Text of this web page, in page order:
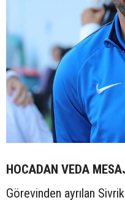
HOCADAN VEDA
Görevinden ayrılan